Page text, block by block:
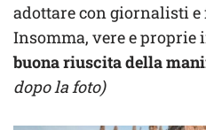
adottare con giornalisti e
Insomma, vere e proprie
buona riuscita della
dopo la foto)